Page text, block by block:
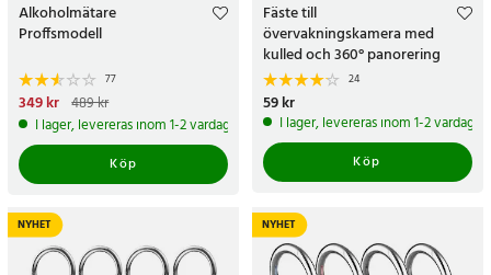
Alkoholmätare
Proffsmodell
77
Nuvarande pris
pris:489 kr
349 kr 489 kr
I lager, levereras inom 1-2 vardagar
Köp
Fäste till
övervakningskamera med
kulled och 360° panorering
24
Pris:
59 kr
I lager, levereras inom 1-2 vardagar
Köp
NYHET NYHET